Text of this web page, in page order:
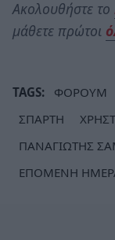
Ακολουθήστε το
μάθετε πρώτοι
TAGS: ΦΟΡΟΥΜ
ΣΠΑΡΤΗ
ΠΑΝΑΓΙΩΤΗΣ
ΕΠΟΜΕΝΗ